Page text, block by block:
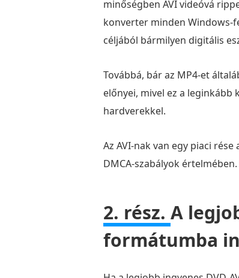
minőségben AVI videóvá
konverter minden Windows-
céljából bármilyen digitális
Továbbá, bár az MP4-et
előnyei, mivel ez a
hardverekkel.
Az AVI-nak van egy piaci
DMCA-szabályok
2. rész. A
formátumba